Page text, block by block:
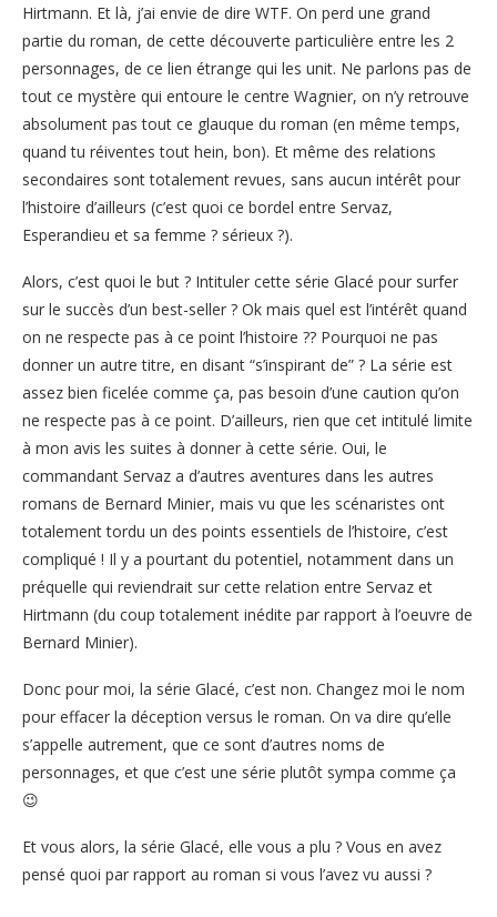
Hirtmann. Et là, j’ai envie de dire WTF. On perd une grand
partie du roman, de cette découverte particulière entre les 2
personnages, de ce lien étrange qui les unit. Ne parlons pas de
tout ce mystère qui entoure le centre Wagnier, on n’y retrouve
absolument pas tout ce glauque du roman (en même temps,
quand tu réiventes tout hein, bon). Et même des relations
secondaires sont totalement revues, sans aucun intérêt pour
l’histoire d’ailleurs (c’est quoi ce bordel entre Servaz,
Esperandieu et sa femme ? sérieux ?).
Alors, c’est quoi le but ? Intituler cette série Glacé pour surfer
sur le succès d’un best-seller ? Ok mais quel est l’intérêt quand
on ne respecte pas à ce point l’histoire ?? Pourquoi ne pas
donner un autre titre, en disant “s’inspirant de” ? La série est
assez bien ficelée comme ça, pas besoin d’une caution qu’on
ne respecte pas à ce point. D’ailleurs, rien que cet intitulé limite
à mon avis les suites à donner à cette série. Oui, le
commandant Servaz a d’autres aventures dans les autres
romans de Bernard Minier, mais vu que les scénaristes ont
totalement tordu un des points essentiels de l’histoire, c’est
compliqué ! Il y a pourtant du potentiel, notamment dans un
préquelle qui reviendrait sur cette relation entre Servaz et
Hirtmann (du coup totalement inédite par rapport à l’oeuvre de
Bernard Minier).
Donc pour moi, la série Glacé, c’est non. Changez moi le nom
pour effacer la déception versus le roman. On va dire qu’elle
s’appelle autrement, que ce sont d’autres noms de
personnages, et que c’est une série plutôt sympa comme ça
😉
Et vous alors, la série Glacé, elle vous a plu ? Vous en avez
pensé quoi par rapport au roman si vous l’avez vu aussi ?